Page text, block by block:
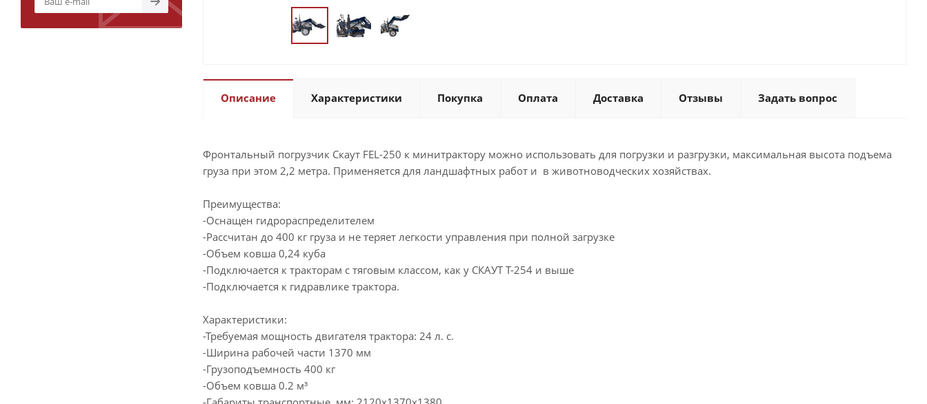
Описание Характеристики Покупка Оплата Доставка Отзывы Задать вопрос
Фронтальный погрузчик Скаут FEL-250 к минитрактору можно использовать для погрузки и разгрузки, максимальная высота подъема
груза при этом 2,2 метра. Применяется для ландшафтных работ и в животноводческих хозяйствах.
Преимущества:
-Оснащен гидрораспределителем
-Рассчитан до 400 кг груза и не теряет легкости управления при полной загрузке
-Объем ковша 0,24 куба
-Подключается к тракторам с тяговым классом, как у СКАУТ Т-254 и выше
-Подключается к гидравлике трактора.
Характеристики:
-Требуемая мощность двигателя трактора: 24 л. с.
-Ширина рабочей части 1370 мм
-Грузоподъемность 400 кг
-Объем ковша 0.2 м³